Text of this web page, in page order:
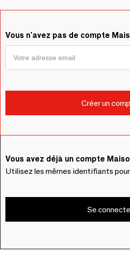
Vous n'avez pas de compte
Vous avez déjà un compte
Utilisez les mêmes identifiants
Se